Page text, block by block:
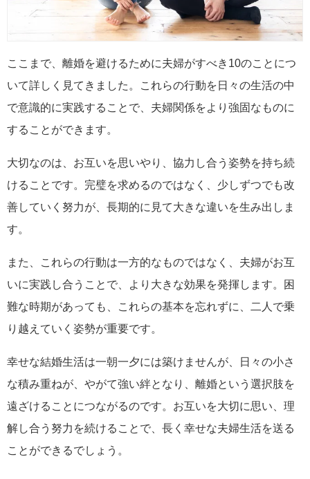
ここまで、離婚を避けるために夫婦がすべき10のことにつ
いて詳しく見てきました。これらの行動を日々の生活の中
で意識的に実践することで、夫婦関係をより強固なものに
することができます。
大切なのは、お互いを思いやり、協力し合う姿勢を持ち続
けることです。完璧を求めるのではなく、少しずつでも改
善していく努力が、長期的に見て大きな違いを生み出しま
す。
また、これらの行動は一方的なものではなく、夫婦がお互
いに実践し合うことで、より大きな効果を発揮します。困
難な時期があっても、これらの基本を忘れずに、二人で乗
り越えていく姿勢が重要です。
幸せな結婚生活は一朝一夕には築けませんが、日々の小さ
な積み重ねが、やがて強い絆となり、離婚という選択肢を
遠ざけることにつながるのです。お互いを大切に思い、理
解し合う努力を続けることで、長く幸せな夫婦生活を送る
ことができるでしょう。